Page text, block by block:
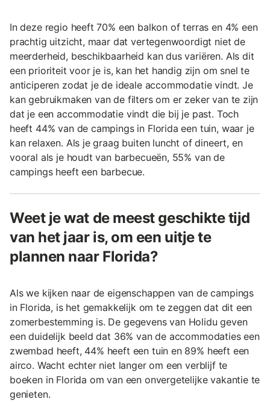
In deze regio heeft 70% een balkon of terras en 4% een
prachtig uitzicht, maar dat vertegenwoordigt niet de
meerderheid, beschikbaarheid kan dus variëren. Als dit
een prioriteit voor je is, kan het handig zijn om snel te
anticiperen zodat je de ideale accommodatie vindt. Je
kan gebruikmaken van de filters om er zeker van te zijn
dat je een accommodatie vindt die bij je past. Toch
heeft 44% van de campings in Florida een tuin, waar je
kan relaxen. Als je graag buiten luncht of dineert, en
vooral als je houdt van barbecueën, 55% van de
campings heeft een barbecue.
Weet je wat de meest geschikte tijd
van het jaar is, om een uitje te
plannen naar Florida?
Als we kijken naar de eigenschappen van de campings
in Florida, is het gemakkelijk om te zeggen dat dit een
zomerbestemming is. De gegevens van Holidu geven
een duidelijk beeld dat 36% van de accommodaties een
zwembad heeft, 44% heeft een tuin en 89% heeft een
airco. Wacht echter niet langer om een verblijf te
boeken in Florida om van een onvergetelijke vakantie te
genieten.